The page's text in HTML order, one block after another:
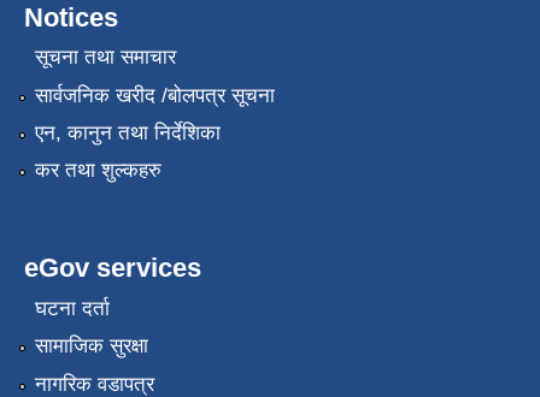
Notices
सूचना तथा समाचार
सार्वजनिक खरीद /बोलपत्र सूचना
एन, कानुन तथा निर्देशिका
कर तथा शुल्कहरु
eGov services
घटना दर्ता
सामाजिक सुरक्षा
नागरिक वडापत्र